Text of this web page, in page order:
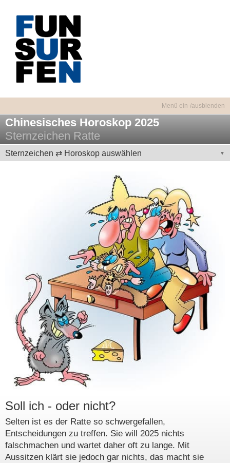
Chinesisches Horoskop 2025
Sternzeichen Ratte
Sternzeichen ⇄ Horoskop auswählen
Soll ich - oder nicht?
Selten ist es der Ratte so schwergefallen,
Entscheidungen zu treffen. Sie will 2025 nichts
falschmachen und wartet daher oft zu lange. Mit
Aussitzen klärt sie jedoch gar nichts, das macht sie